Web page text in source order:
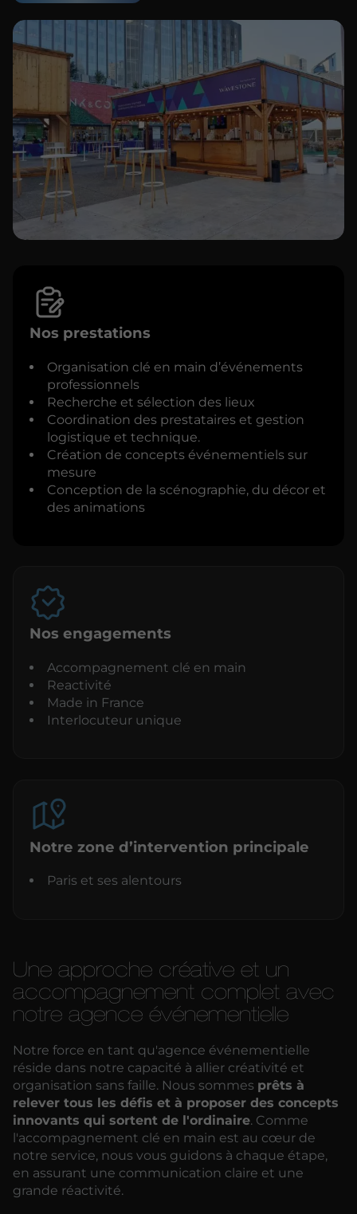
Nos prestations
Organisation clé en main d’événements
professionnels
Recherche et sélection des lieux
Coordination des prestataires et gestion
logistique et technique.
Création de concepts événementiels sur
mesure
Conception de la scénographie, du décor et
des animations
Nos engagements
Accompagnement clé en main
Reactivité
Made in France
Interlocuteur unique
Notre zone d’intervention principale
Paris et ses alentours
Une approche créative et un
accompagnement complet avec
notre agence événementielle
Notre force en tant qu'agence événementielle
réside dans notre capacité à allier créativité et
organisation sans faille. Nous sommes prêts à
relever tous les défis et à proposer des concepts
innovants qui sortent de l'ordinaire. Comme
l'accompagnement clé en main est au cœur de
notre service, nous vous guidons à chaque étape,
en assurant une communication claire et une
grande réactivité.